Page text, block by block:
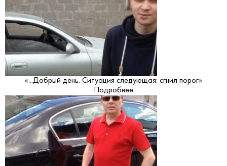
«...Добрый день. Ситуация следующая: сгнил порог»
Подробнее